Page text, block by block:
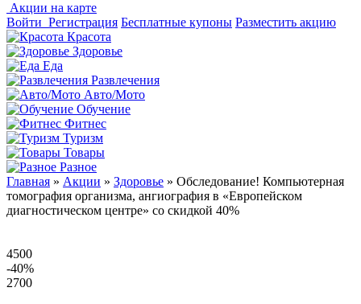
Акции на карте
Войти Регистрация Бесплатные купоны Разместить акцию
Красота
Здоровье
Еда
Развлечения
Авто/Мото
Обучение
Фитнес
Туризм
Товары
Разное
Главная » Акции » Здоровье » Обследование! Компьютерная
томография организма, ангиография в «Европейском
диагностическом центре» со скидкой 40%
4500
-40%
2700